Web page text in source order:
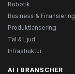
Robotik
Business & Finansiering
Produktlansering
Tal & Ljud
Infrastruktur
AI I BRANSCHER